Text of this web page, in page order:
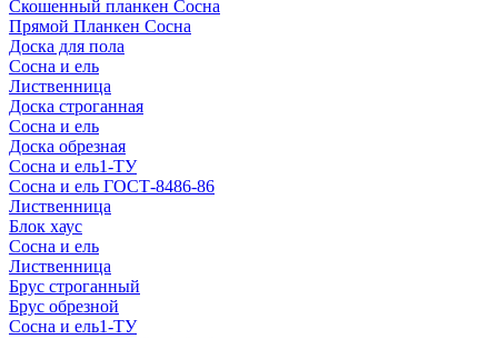
Скошенный планкен Сосна
Прямой Планкен Сосна
Доска для пола
Сосна и ель
Лиственница
Доска строганная
Сосна и ель
Доска обрезная
Сосна и ель1-ТУ
Сосна и ель ГОСТ-8486-86
Лиственница
Блок хаус
Сосна и ель
Лиственница
Брус строганный
Брус обрезной
Сосна и ель1-ТУ